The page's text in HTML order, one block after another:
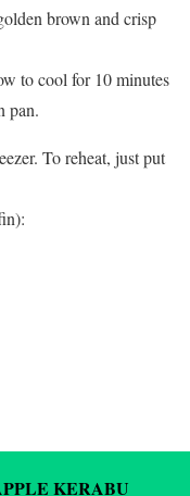
brown and crisp
to cool for 10 minutes
pan.
To reheat, just put
KERABU